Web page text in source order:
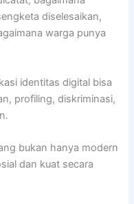
diselesaikan,
warga punya
identitas digital bisa
profiling, diskriminasi,
bukan hanya modern
dan kuat secara